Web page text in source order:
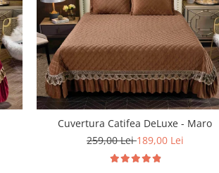
Cuvertura Catifea DeLuxe - Maro
259,00 Lei189,00 Lei